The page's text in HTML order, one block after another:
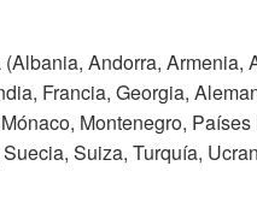
Andorra,
Francia, Georgia,
Montenegro,
Suiza, Turquía,